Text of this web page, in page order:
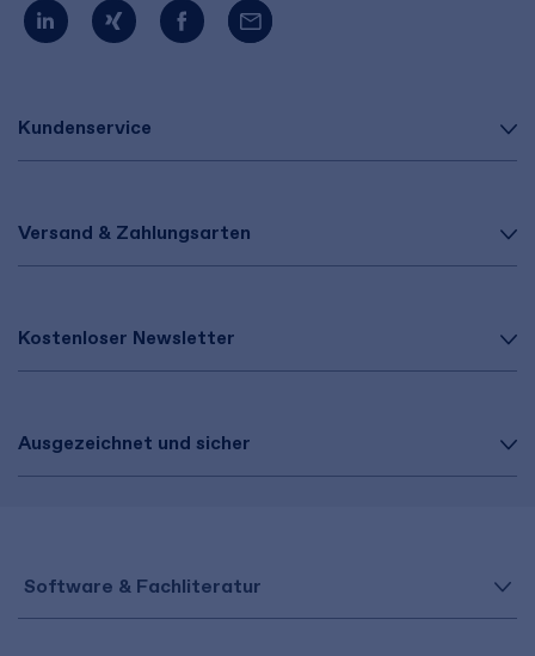
Kundenservice
Versand & Zahlungsarten
Kostenloser Newsletter
Ausgezeichnet und sicher
Software & Fachliteratur